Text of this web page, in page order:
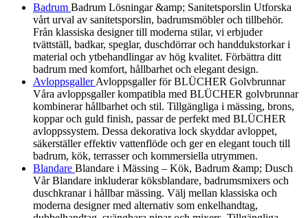
Badrum Badrum Lösningar &amp; Sanitetsporslin Utforska
vårt urval av sanitetsporslin, badrumsmöbler och tillbehör.
Från klassiska designer till moderna stilar, vi erbjuder
tvättställ, badkar, speglar, duschdörrar och handdukstorkar i
material och ytbehandlingar av hög kvalitet. Förbättra ditt
badrum med komfort, hållbarhet och elegant design.
AvloppsgallerAvloppsgaller för BLÜCHER Golvbrunnar
Våra avloppsgaller kompatibla med BLÜCHER golvbrunnar
kombinerar hållbarhet och stil. Tillgängliga i mässing, brons,
koppar och guld finish, passar de perfekt med BLÜCHER
avloppssystem. Dessa dekorativa lock skyddar avloppet,
säkerställer effektiv vattenflöde och ger en elegant touch till
badrum, kök, terrasser och kommersiella utrymmen.
Blandare Blandare i Mässing – Kök, Badrum &amp; Dusch
Vår Blandare inkluderar köksblandare, badrumsmixers och
duschkranar i hållbar mässing. Välj mellan klassiska och
moderna designer med alternativ som enkelhandtag,